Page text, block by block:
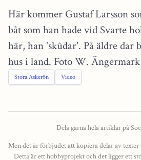
Här kommer Gustaf Larsson
båt som han hade vid Svarte
här, han 'skûdar'. På äldre dar
hus i land. Foto W. Ängermark
Stora Askerön Video
Dela gärna hela artiklar på
Men det är förbjudet att kopiera delar av texter
Detta är ett hobbyprojekt och det ligger ett